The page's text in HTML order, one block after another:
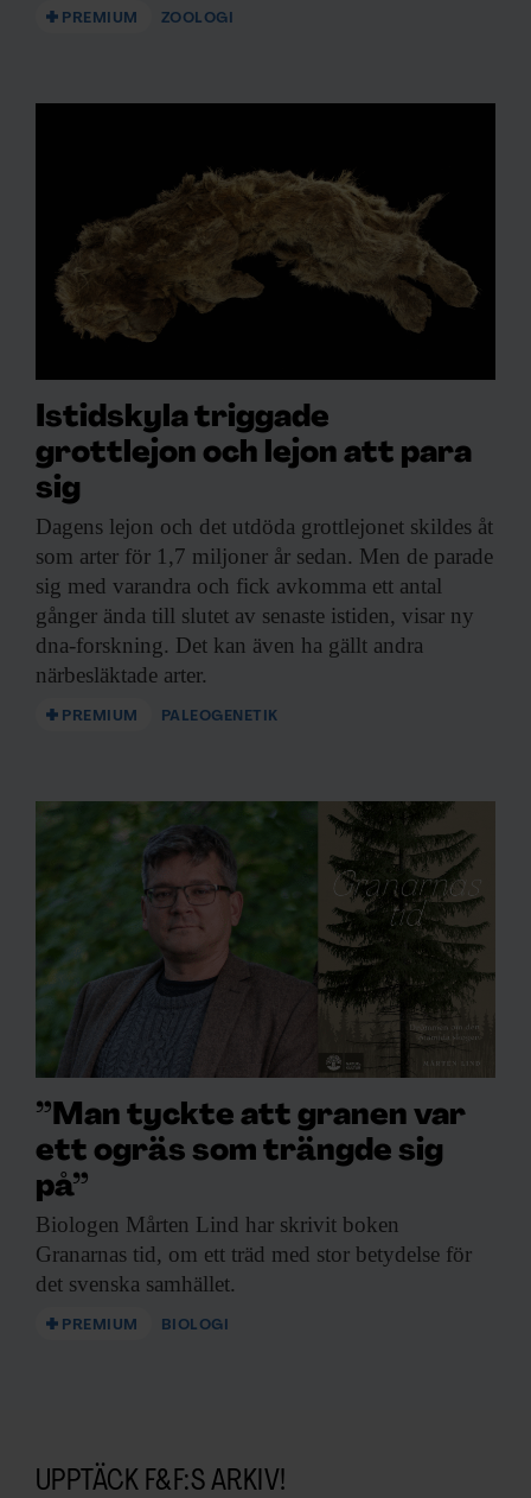
PREMIUM ZOOLOGI
Istidskyla triggade
grottlejon och lejon att para
sig
Dagens lejon och det utdöda grottlejonet skildes åt
som arter för 1,7 miljoner år sedan. Men de parade
sig med varandra och fick avkomma ett antal
gånger ända till slutet av senaste istiden, visar ny
dna-forskning. Det kan även ha gällt andra
närbesläktade arter.
PREMIUM PALEOGENETIK
”Man tyckte att granen var
ett ogräs som trängde sig
på”
Biologen Mårten Lind har skrivit boken
Granarnas tid, om ett träd med stor betydelse för
det svenska samhället.
PREMIUM BIOLOGI
UPPTÄCK F&F:S ARKIV!